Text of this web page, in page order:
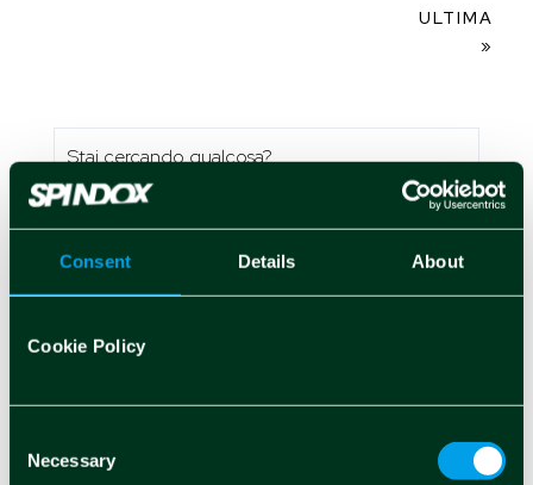
Consent Details About
Cookie Policy
Selection
Necessary
ULTIMA
»
AI GENERATIVA →